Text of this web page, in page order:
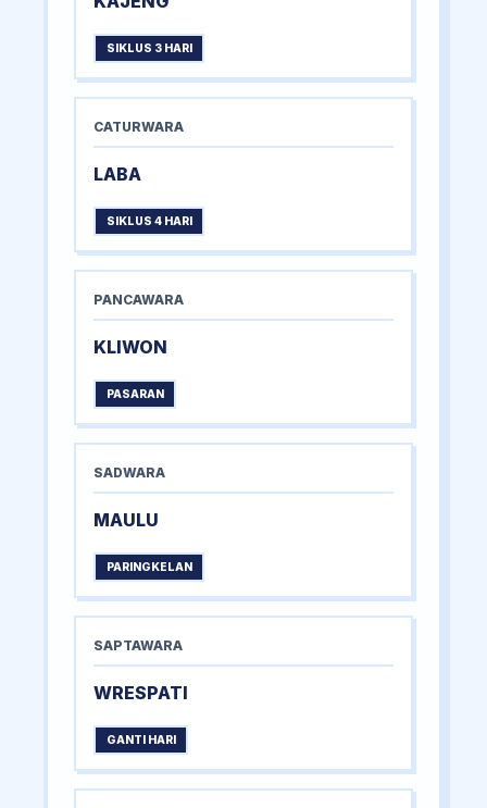
SIKLUS 3 HARI
CATURWARA
LABA
SIKLUS 4 HARI
PANCAWARA
KLIWON
PASARAN
SADWARA
MAULU
PARINGKELAN
SAPTAWARA
WRESPATI
GANTI HARI